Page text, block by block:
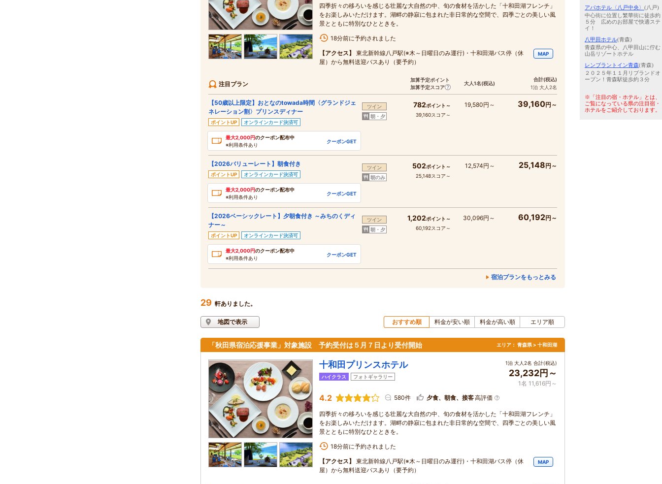
四季折々の移ろいを感じる壮麗な大自然の中、旬の食材を活かした「十和田湖フレンチ」
をお楽しみいただけます。湖畔の静寂に包まれた非日常的な空間で、四季ごとの美しい風
景とともに特別なひとときを。
18分前に予約されました
【アクセス】
東北新幹線八戸駅(※木～日曜日のみ運行)・十和田湖バス停（休
屋）から無料送迎バスあり（要予約）
MAP
注目プラン
加算予定ポイント
加算予定スコア
大人1名(税込)
合計(税込)
1泊 大人2名
【50歳以上限定】おとなのtowada時間〈グランドジェ
ネレーション割〉プリンスディナー
ポイントUP オンラインカード決済可
最大2,000円のクーポン配布中
※利用条件あり
クーポンGET
ツイン
朝・夕
782ポイント～
39,160スコア～
19,580円～ 39,160円～
【2026バリューレート】朝食付き
ポイントUP オンラインカード決済可
最大2,000円のクーポン配布中
※利用条件あり
クーポンGET
ツイン
朝のみ
502ポイント～
25,148スコア～
12,574円～ 25,148円～
【2026ベーシックレート】夕朝食付き ～みちのくディ
ナー～
ポイントUP オンラインカード決済可
最大2,000円のクーポン配布中
※利用条件あり
クーポンGET
ツイン
朝・夕
1,202ポイント～
60,192スコア～
30,096円～ 60,192円～
宿泊プランをもっとみる
29 軒ありました。
地図で表示 おすすめ順 料金が安い順 料金が高い順 エリア順
「秋田県宿泊応援事業」対象施設 予約受付は５月７日より受付開始 エリア： 青森県 > 十和田湖
十和田プリンスホテル
ハイクラス フォトギャラリー
1泊 大人2名 合計(税込)
23,232円～
1名 11,616円～
4.2 580件 夕食、朝食、接客高評価
四季折々の移ろいを感じる壮麗な大自然の中、旬の食材を活かした「十和田湖フレンチ」
をお楽しみいただけます。湖畔の静寂に包まれた非日常的な空間で、四季ごとの美しい風
景とともに特別なひとときを。
18分前に予約されました
【アクセス】
東北新幹線八戸駅(※木～日曜日のみ運行)・十和田湖バス停（休
屋）から無料送迎バスあり（要予約）
MAP
アパホテル〈八戸中央〉 (八戸)
中心街に位置し繁華街に徒歩約
５分 広めのお部屋で快適ステ
イ！
八甲田ホテル(青森)
青森県の中心、八甲田山に佇む
山岳リゾートホテル
レンブラントイン青森(青森)
２０２５年１１月リブランドオ
ープン！青森駅徒歩約３分
※「注目の宿・ホテル」とは、
ご覧になっている県の注目宿・
ホテルをご紹介しております。